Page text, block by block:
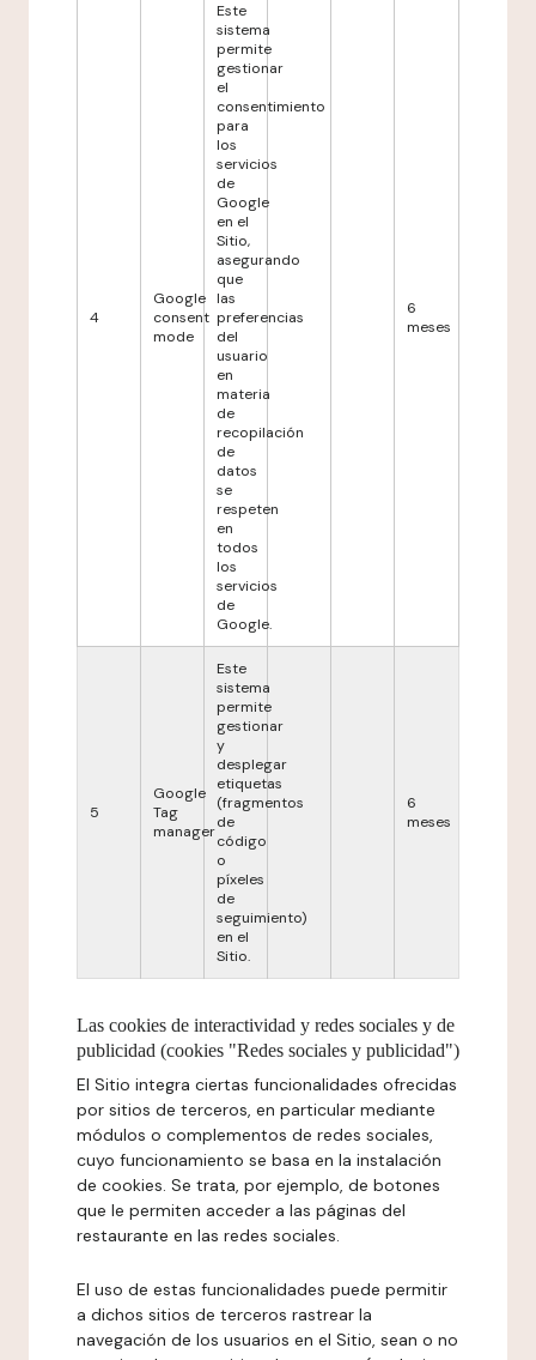
4
Google
consent
mode
Este
sistema
permite
gestionar
el
consentimiento
para
los
servicios
de
Google
en el
Sitio,
asegurando
que
las
preferencias
del
usuario
en
materia
de
recopilación
de
datos
se
respeten
en
todos
los
servicios
de
Google.
6
meses
5
Google
Tag
manager
Este
sistema
permite
gestionar
y
desplegar
etiquetas
(fragmentos
de
código
o
píxeles
de
seguimiento)
en el
Sitio.
6
meses
Las cookies de interactividad y redes sociales y de
publicidad (cookies "Redes sociales y publicidad")
El Sitio integra ciertas funcionalidades ofrecidas
por sitios de terceros, en particular mediante
módulos o complementos de redes sociales,
cuyo funcionamiento se basa en la instalación
de cookies. Se trata, por ejemplo, de botones
que le permiten acceder a las páginas del
restaurante en las redes sociales.
El uso de estas funcionalidades puede permitir
a dichos sitios de terceros rastrear la
navegación de los usuarios en el Sitio, sean o no